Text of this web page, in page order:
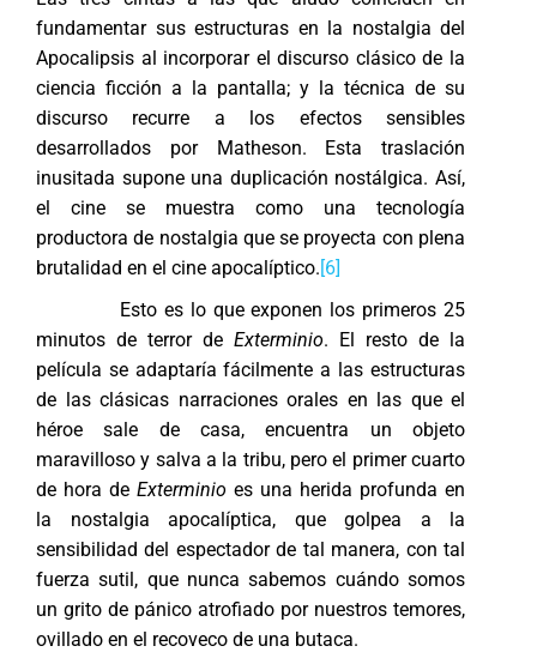
fundamentar sus estructuras en la nostalgia del
Apocalipsis al incorporar el discurso clásico de la
ciencia ficción a la pantalla; y la técnica de su
discurso recurre a los efectos sensibles
desarrollados por Matheson. Esta traslación
inusitada supone una duplicación nostálgica. Así,
el cine se muestra como una tecnología
productora de nostalgia que se proyecta con plena
brutalidad en el cine apocalíptico.[6]
Esto es lo que exponen los primeros 25
minutos de terror de Exterminio. El resto de la
película se adaptaría fácilmente a las estructuras
de las clásicas narraciones orales en las que el
héroe sale de casa, encuentra un objeto
maravilloso y salva a la tribu, pero el primer cuarto
de hora de Exterminio es una herida profunda en
la nostalgia apocalíptica, que golpea a la
sensibilidad del espectador de tal manera, con tal
fuerza sutil, que nunca sabemos cuándo somos
un grito de pánico atrofiado por nuestros temores,
ovillado en el recoveco de una butaca.